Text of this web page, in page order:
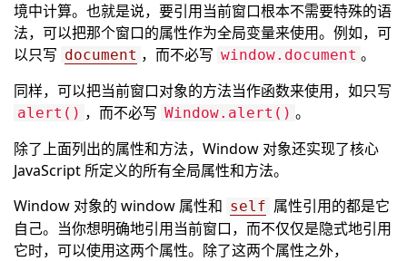
境中计算。也就是说，要引用当前窗口根本不需要特殊的语
法，可以把那个窗口的属性作为全局变量来使用。例如，可
以只写 document ，而不必写 window.document 。
同样，可以把当前窗口对象的方法当作函数来使用，如只写
alert() ，而不必写 Window.alert() 。
除了上面列出的属性和方法，Window 对象还实现了核心
JavaScript 所定义的所有全局属性和方法。
Window 对象的 window 属性和 self 属性引用的都是它
自己。当你想明确地引用当前窗口，而不仅仅是隐式地引用
它时，可以使用这两个属性。除了这两个属性之外，